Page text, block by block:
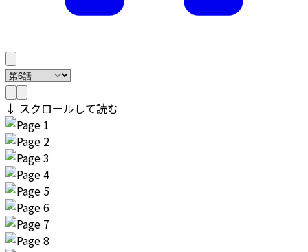
↓ スクロールして読む